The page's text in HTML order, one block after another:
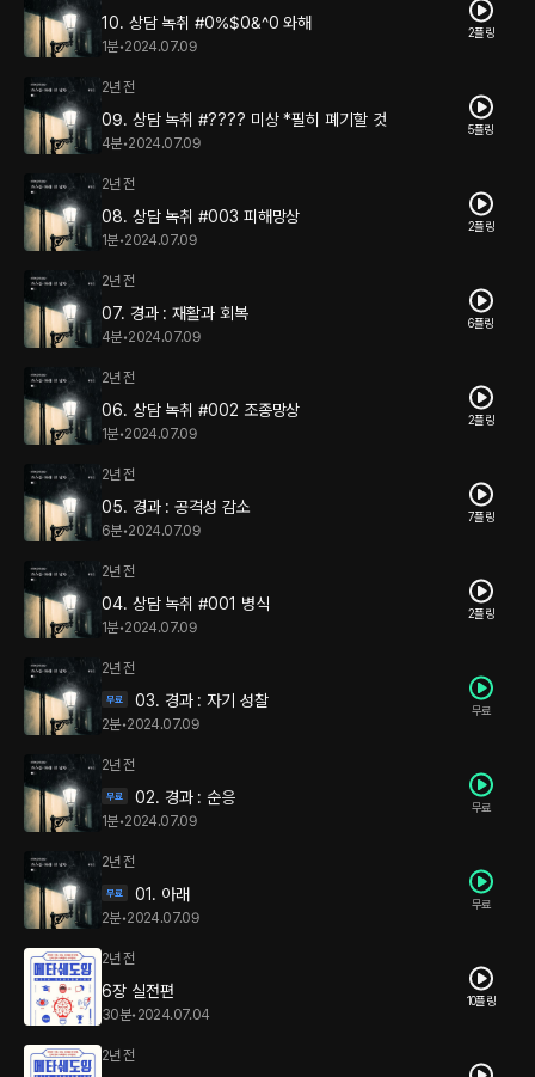
10. 상담 녹취 #0%$0&^0 와해
1분•2024.07.09
2플링
2년 전
09. 상담 녹취 #???? 미상 *필히 폐기할 것
4분•2024.07.09
5플링
2년 전
08. 상담 녹취 #003 피해망상
1분•2024.07.09
2플링
2년 전
07. 경과 : 재활과 회복
4분•2024.07.09
6플링
2년 전
06. 상담 녹취 #002 조종망상
1분•2024.07.09
2플링
2년 전
05. 경과 : 공격성 감소
6분•2024.07.09
7플링
2년 전
04. 상담 녹취 #001 병식
1분•2024.07.09
2플링
2년 전
03. 경과 : 자기 성찰
2분•2024.07.09
무료
2년 전
02. 경과 : 순응
1분•2024.07.09
무료
2년 전
01. 아래
2분•2024.07.09
무료
2년 전
6장 실전편
30분• 2024.07.04
10플링
2년 전